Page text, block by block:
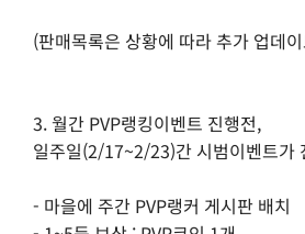
(판매목록은 상황에 따라 추가 업데
3. 월간 PVP랭킹이벤트 진행전,
일주일(2/17~2/23)간 시범이벤트가
- 마을에 주간 PVP랭커 게시판 배치